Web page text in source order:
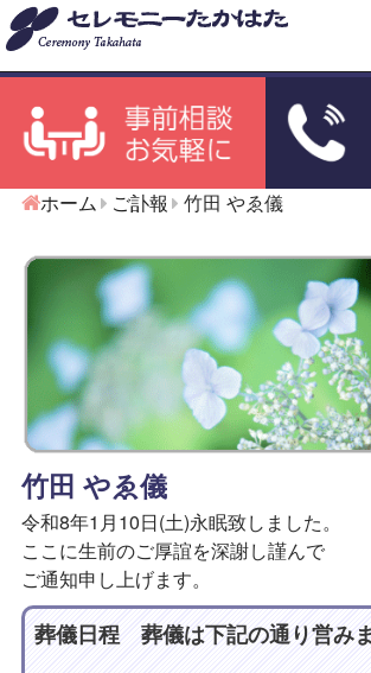
ホーム ご訃報 竹田 やゑ儀
竹田 やゑ儀
令和8年1月10日(土)永眠致しました。
ここに生前のご厚誼を深謝し謹んで
ご通知申し上げます。
葬儀日程 葬儀は下記の通り営みま